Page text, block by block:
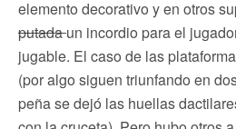
elemento decorativo y en otros
putadaun incordio para el
jugable. El caso de las
(por algo siguen triunfando en
peña se dejó las huellas